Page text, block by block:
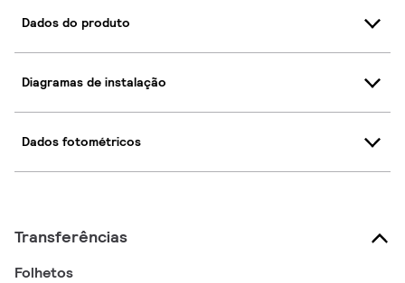
Dados do produto
Diagramas de instalação
Dados fotométricos
Transferências
Folhetos